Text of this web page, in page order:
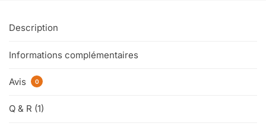
Description
Informations complémentaires
Avis 0
Q & R (1)